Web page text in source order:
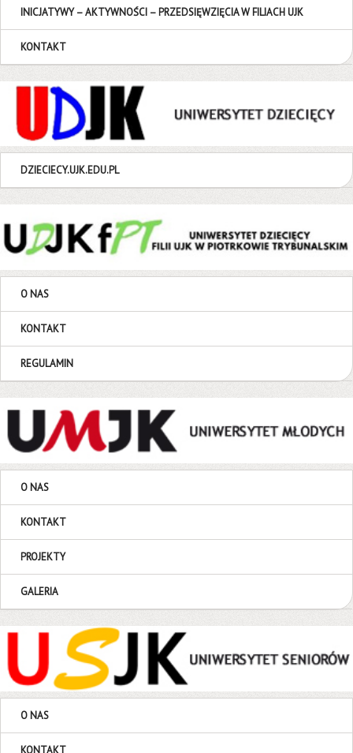
INICJATYWY – AKTYWNOŚCI – PRZEDSIĘWZIĘCIA W FILIACH UJK
KONTAKT
DZIECIECY.UJK.EDU.PL
O NAS
KONTAKT
REGULAMIN
O NAS
KONTAKT
PROJEKTY
GALERIA
O NAS
KONTAKT